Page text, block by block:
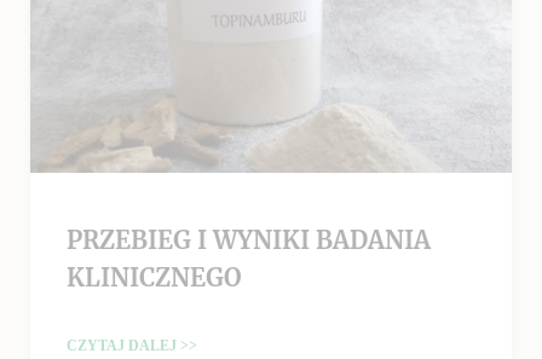
PRZEBIEG I WYNIKI BADANIA
KLINICZNEGO
CZYTAJ DALEJ >>